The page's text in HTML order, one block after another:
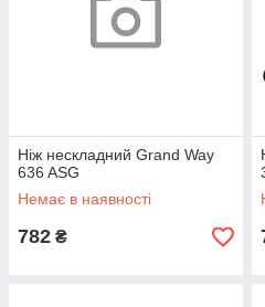
Ніж нескладний Grand Way
636 ASG
Немає в наявності
782 ₴